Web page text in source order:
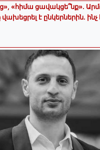
«հիմա ցավակցե՞նք».
է ընկերներին. ինչ